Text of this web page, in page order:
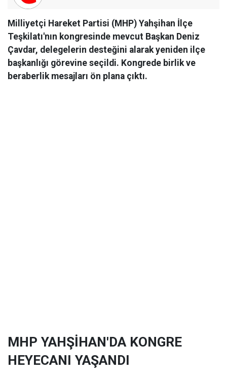
Milliyetçi Hareket Partisi (MHP) Yahşihan İlçe
Teşkilatı'nın kongresinde mevcut Başkan Deniz
Çavdar, delegelerin desteğini alarak yeniden ilçe
başkanlığı görevine seçildi. Kongrede birlik ve
beraberlik mesajları ön plana çıktı.
MHP YAHŞİHAN'DA KONGRE
HEYECANI YAŞANDI